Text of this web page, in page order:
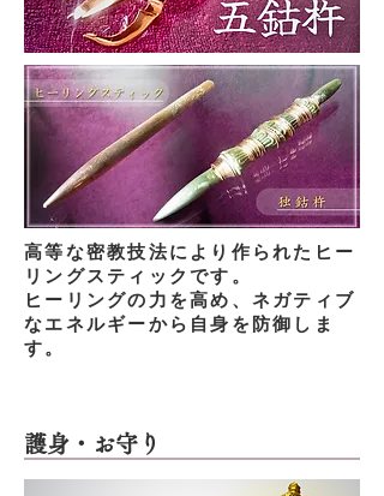
高等な密教技法により作られたヒー
リングスティックです。
ヒーリングの力を高め、ネガティブ
なエネルギーから自身を防御しま
す。
護身・お守り